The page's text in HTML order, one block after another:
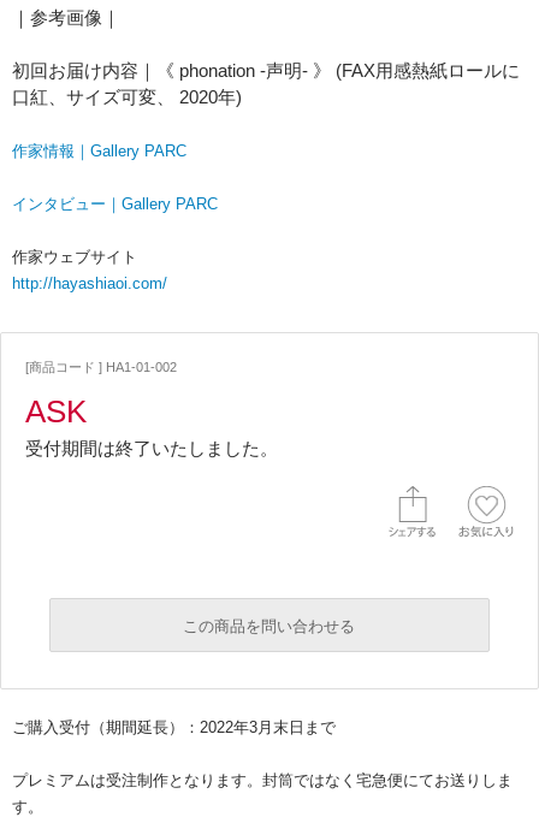
｜参考画像｜
初回お届け内容｜《 phonation -声明- 》 (FAX用感熱紙ロールに
口紅、サイズ可変、 2020年)
作家情報｜Gallery PARC
インタビュー｜Gallery PARC
作家ウェブサイト
http://hayashiaoi.com/
[商品コード ] HA1-01-002
ASK
受付期間は終了いたしました。
この商品を問い合わせる
ご購入受付（期間延長）：2022年3月末日まで
プレミアムは受注制作となります。封筒ではなく宅急便にてお送りしま
す。